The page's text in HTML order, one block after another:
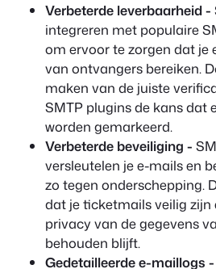
Verbeterde leverbaarheid -
integreren met populaire
om ervoor te zorgen dat je
van ontvangers bereiken.
maken van de juiste
SMTP plugins de kans dat
worden gemarkeerd.
Verbeterde beveiliging -
versleutelen je e-mails en
zo tegen onderschepping.
dat je ticketmails veilig zijn
privacy van de gegevens
behouden blijft.
Gedetailleerde e-maillogs -